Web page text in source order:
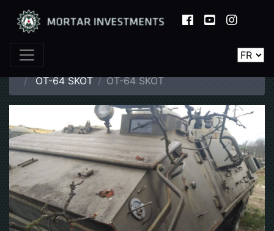
Page d'accueil
Véhicules blindés
OT-64 SKOT
OT-64 SKOT